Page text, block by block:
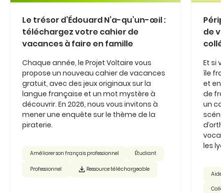
Le trésor d’Édouard N’a-qu’un-œil :
téléchargez votre cahier de
vacances à faire en famille
Chaque année, le Projet Voltaire vous
propose un nouveau cahier de vacances
gratuit, avec des jeux originaux sur la
langue française et un mot mystère à
découvrir. En 2026, nous vous invitons à
mener une enquête sur le thème de la
piraterie.
Améliorer son français professionnel Étudiant
Professionnel Ressource téléchargeable
de
Et si
île
et
de
un
les